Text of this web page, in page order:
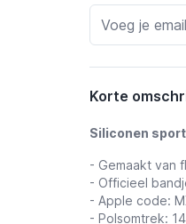
Korte
Siliconen
- Gemaakt van
- Officieel
- Apple code:
- Polsomtrek: